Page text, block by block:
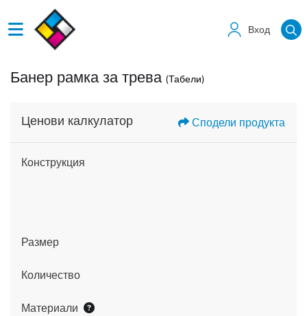
Вход
Банер рамка за трева (Табели)
Ценови калкулатор Сподели продукта
Конструкция
Размер
Количество
Материали